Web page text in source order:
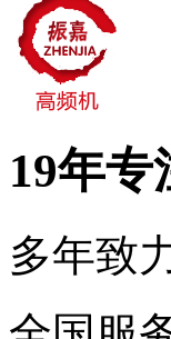
19年
多年致